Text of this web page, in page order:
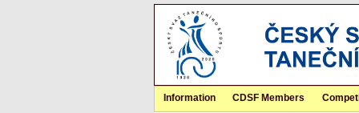
Information CDSF Members